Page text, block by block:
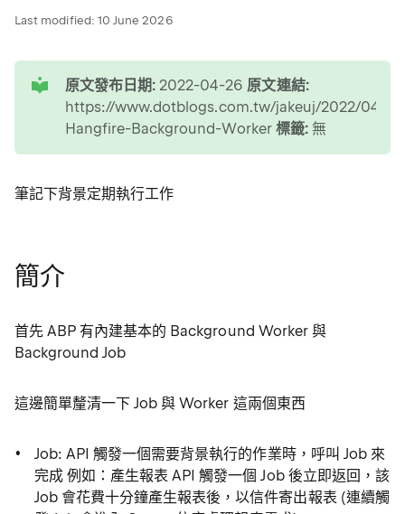
Last modified: 10 June 2026
原文發布日期: 2022-04-26 原文連結:
https://www.dotblogs.com.tw/jakeuj/2022/04/
Hangfire-Background-Worker 標籤:無
筆記下背景定期執行工作
簡介
首先 ABP 有內建基本的 Background Worker 與
Background Job
這邊簡單釐清一下 Job 與 Worker 這兩個東西
Job: API 觸發一個需要背景執行的作業時，呼叫 Job 來
完成 例如：產生報表 API 觸發一個 Job 後立即返回，該
Job 會花費十分鐘產生報表後，以信件寄出報表 (連續觸